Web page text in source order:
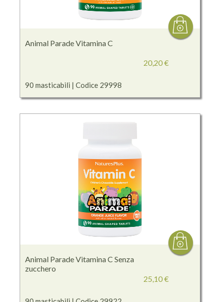
Animal Parade Vitamina C
90 masticabili | Codice 29998
20,20 €
Animal Parade Vitamina C Senza
zucchero
25,10 €